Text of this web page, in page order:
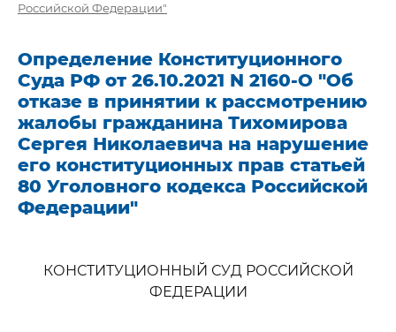
Российской Федерации"
Определение Конституционного
Суда РФ от 26.10.2021 N 2160-О "Об
отказе в принятии к рассмотрению
жалобы гражданина Тихомирова
Сергея Николаевича на нарушение
его конституционных прав статьей
80 Уголовного кодекса Российской
Федерации"
КОНСТИТУЦИОННЫЙ СУД РОССИЙСКОЙ
ФЕДЕРАЦИИ